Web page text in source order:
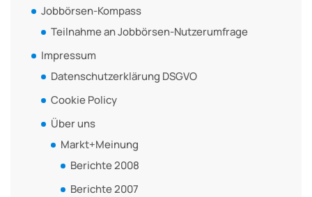
Jobbörsen-Kompass
Teilnahme an Jobbörsen-Nutzerumfrage
Impressum
Datenschutzerklärung DSGVO
Cookie Policy
Über uns
Markt+Meinung
Berichte 2008
Berichte 2007